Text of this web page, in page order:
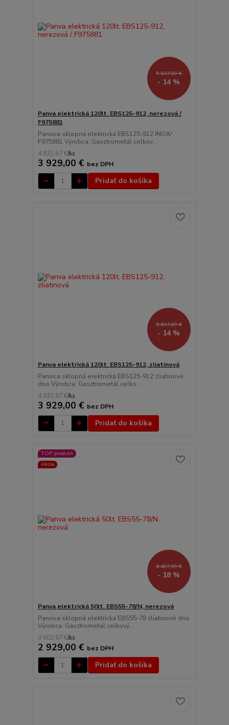
5 637,09 €
- 14 %
Panva elektrická 120lt. EBS125-912, nerezová /
F975881
Panvica sklopná elektrická EBS125-912 INOX/
F975881 Výrobca: Gasztrometál celkov...
4 832,67 €/ks
3 929,00 € bez DPH
Pridať do košíka
5 637,09 €
- 14 %
Panva elektrická 120lt. EBS125-912, zliatinová
Panvica sklopná elektrická EBS125-912 zliatinové
dno Výrobca: Gasztrometál celko...
4 832,67 €/ks
3 929,00 € bez DPH
Pridať do košíka
TOP produkt
Akcia
4 407,09 €
- 18 %
Panva elektrická 50lt. EBS55-78/N, nerezová
Panvica sklopná elektrická EBS55-78 zliatinové dno
Výrobca: Gasztrometál celkový...
3 602,67 €/ks
2 929,00 € bez DPH
Pridať do košíka